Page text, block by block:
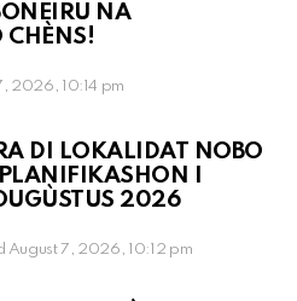
NA
CHÈNS!
2026, 10:14 pm
DI LOKALIDAT NOBO
I
2026
August 7, 2026, 10:12 pm